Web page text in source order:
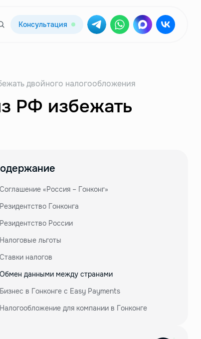
Консультация
двойного налогообложения
РФ избежать
Соглашение «Россия – Гонконг»
Резидентство Гонконга
Резидентство России
Налоговые льготы
Ставки налогов
Обмен данными между странами
Бизнес в Гонконге с Easy Payments
Налогообложение для компании в Гонконге